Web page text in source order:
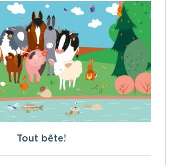
Tout bête!